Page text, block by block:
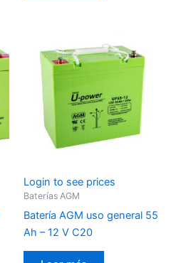
Login to see prices
Baterías AGM
Batería AGM uso general 55
Ah – 12 V C20